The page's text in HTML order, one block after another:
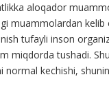
aloqador
muammolardan kelib
tufayli inson
miqdorda tushadi.
normal kechishi,